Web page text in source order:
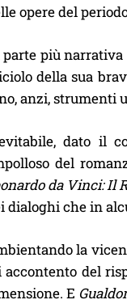
opere del
parte più narrativa
della sua
anzi, strumenti
dato il
del
da Vinci: Il
dialoghi che in
la
accontento del
E